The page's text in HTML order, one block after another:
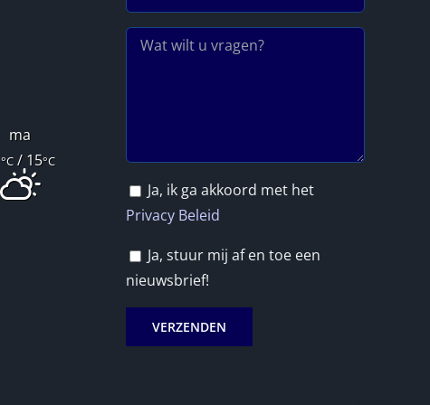
Mega Wochenende
gehabt bei bestem
Wetter & Wind. Jerke hat
Herzlichen Dank für
dieses wunderbare
mit dir segeln zu dürfen!
ma
°C/ 15°C
Ja, ik ga akkoord met het
Privacy Beleid
Ja, stuur mij af en toe een
nieuwsbrief!